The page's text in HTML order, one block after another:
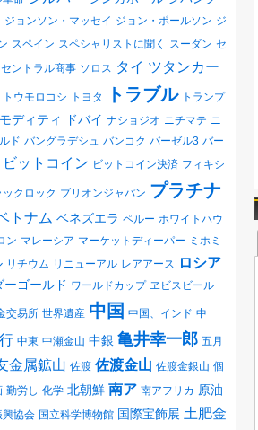
ジョンソン・マッセイ ジョン・ポールソン ジ
スペイン スペシャリストに聞く スーダン セ
セントラル商事 ソロス タイ ツタンカー
トウモロコシ トヨタ トラブル トランプ
ディティ ドバイ ナショジオ ニチマテ ニ
ド バングラデシュ バンコク バーゼル3 バー
ビットコイン ビットコイン決済 フィキシ
ックロック ブリオンジャパン プラチナ
トナム ベネズエラ ペルー ホワイトハウ
ン マレーシア マーケットディーパー ミホミ
リチウム リニューアル レアアース ロシア
ーゴールド ワールドカップ ヱビスビール
交易所 世界遺産 中国 中国、インド 中
中東 中瀬金山 中銀 亀井幸一郎 五月
金属鉱山 佐渡 佐渡金山 佐渡金銀山 個
勤労し 化学 北朝鮮 南ア 南アフリカ 原油
興協会 国立科学博物館 国際宝飾展 土肥金